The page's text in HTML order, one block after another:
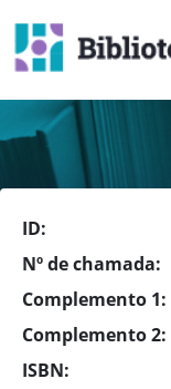
ID:
Nº de chamada:
Complemento 1:
Complemento 2:
ISBN: